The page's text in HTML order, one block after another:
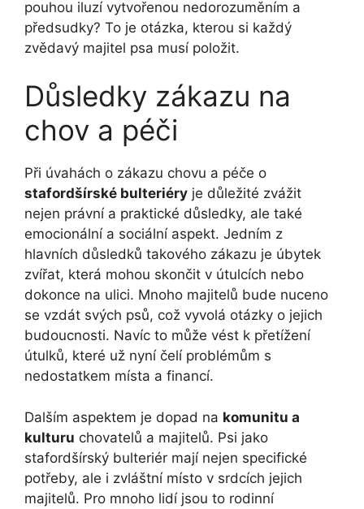
pouhou iluzí vytvořenou nedorozuměním a
předsudky? To je otázka, kterou si každý
zvědavý majitel psa musí položit.
Důsledky zákazu na
chov a péči
Při úvahách o zákazu chovu a péče o
stafordšírské bulteriéry je důležité zvážit
nejen právní a praktické důsledky, ale také
emocionální a sociální aspekt. Jedním z
hlavních důsledků takového zákazu je úbytek
zvířat, která mohou skončit v útulcích nebo
dokonce na ulici. Mnoho majitelů bude nuceno
se vzdát svých psů, což vyvolá otázky o jejich
budoucnosti. Navíc to může vést k přetížení
útulků, které už nyní čelí problémům s
nedostatkem místa a financí.
Dalším aspektem je dopad na komunitu a
kulturu chovatelů a majitelů. Psi jako
stafordšírský bulteriér mají nejen specifické
potřeby, ale i zvláštní místo v srdcích jejich
majitelů. Pro mnoho lidí jsou to rodinní